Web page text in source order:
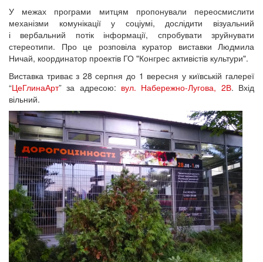
У межах програми митцям пропонували переосмислити
механізми комунікації у соціумі, дослідити візуальний
і вербальний потік інформації, спробувати зруйнувати
стереотипи. Про це розповіла куратор виставки Людмила
Ничай, координатор проектів ГО "Конгрес активістів культури".
Виставка триває з 28 серпня до 1 вересня у київській галереї
“ЦеГлинаАрт” за адресою: вул. Набережно-Лугова, 2В. Вхід
вільний.